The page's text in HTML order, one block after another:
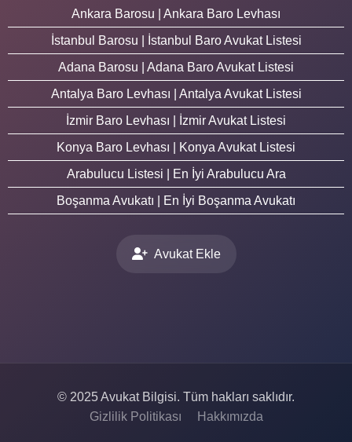
Ankara Barosu | Ankara Baro Levhası
İstanbul Barosu | İstanbul Baro Avukat Listesi
Adana Barosu | Adana Baro Avukat Listesi
Antalya Baro Levhası | Antalya Avukat Listesi
İzmir Baro Levhası | İzmir Avukat Listesi
Konya Baro Levhası | Konya Avukat Listesi
Arabulucu Listesi | En İyi Arabulucu Ara
Boşanma Avukatı | En İyi Boşanma Avukatı
Avukat Ekle
© 2025 Avukat Bilgisi. Tüm hakları saklıdır.
Gizlilik Politikası
Hakkımızda